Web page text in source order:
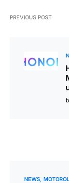
PREVIOUS POST
NEWS